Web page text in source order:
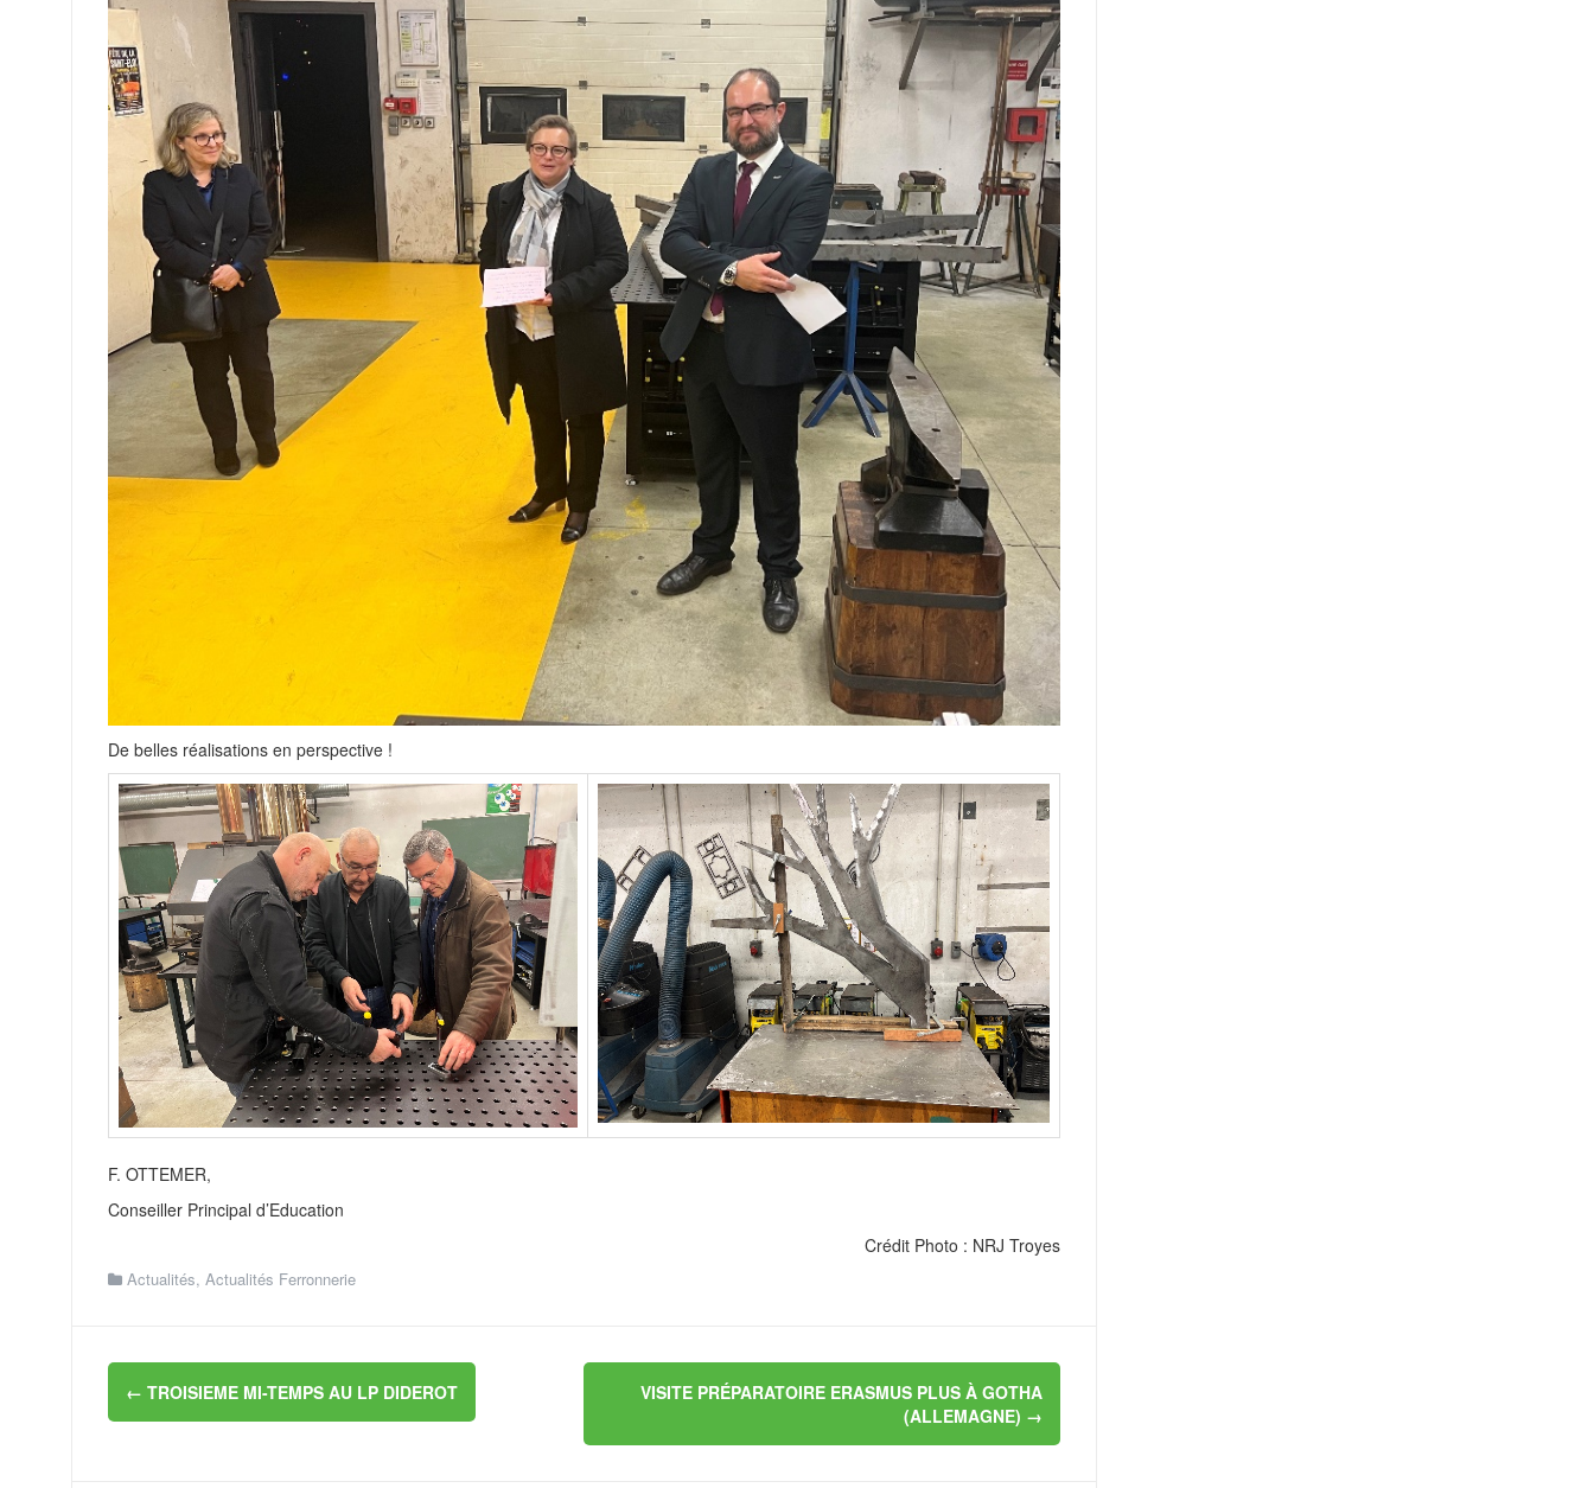
De belles réalisations en perspective !
F. OTTEMER,
Conseiller Principal d’Education
Crédit Photo : NRJ Troyes
Actualités, Actualités Ferronnerie
Navigation
d'article
← TROISIEME MI-TEMPS AU LP DIDEROT
VISITE PRÉPARATOIRE ERASMUS PLUS À GOTHA
(ALLEMAGNE) →